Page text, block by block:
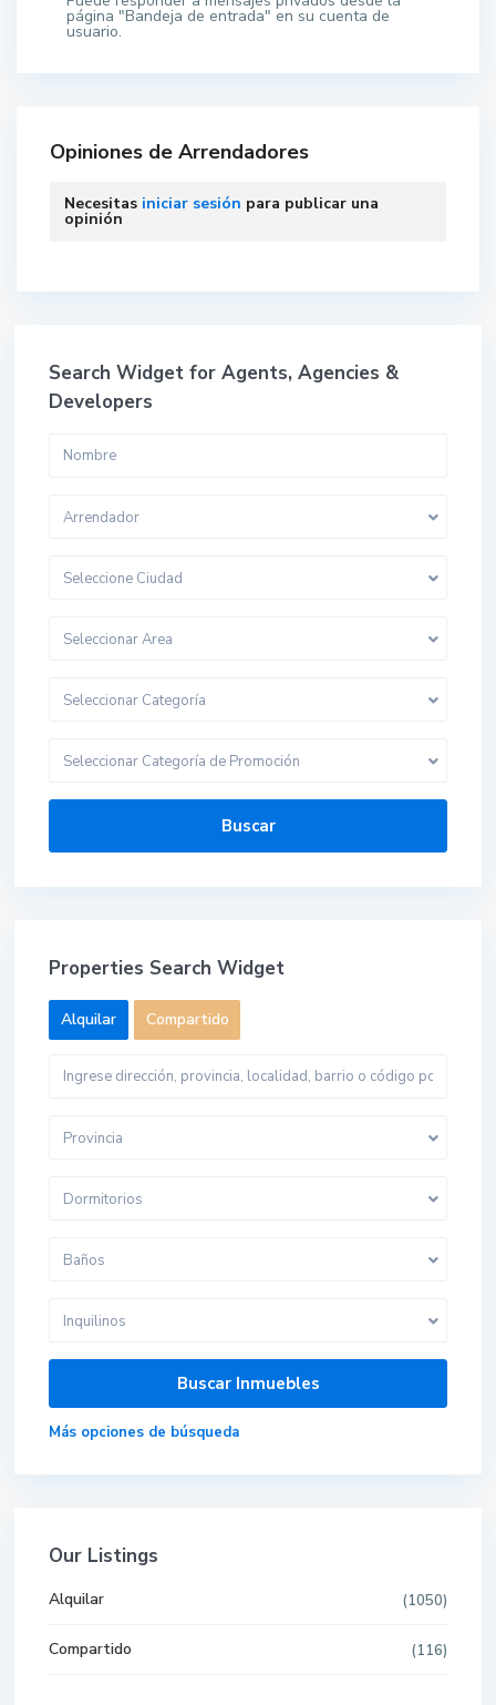
página "Bandeja de entrada" en su cuenta de
usuario.
Opiniones de Arrendadores
Necesitas iniciar sesión para publicar una
opinión
Search Widget for Agents, Agencies &
Developers
Arrendador
Seleccione Ciudad
Seleccionar Area
Seleccionar Categoría
Seleccionar Categoría de Promoción
Buscar
Properties Search Widget
Alquilar Compartido
Provincia
Dormitorios
Baños
Inquilinos
Más opciones de búsqueda
Our Listings
Alquilar (1050)
Compartido (116)